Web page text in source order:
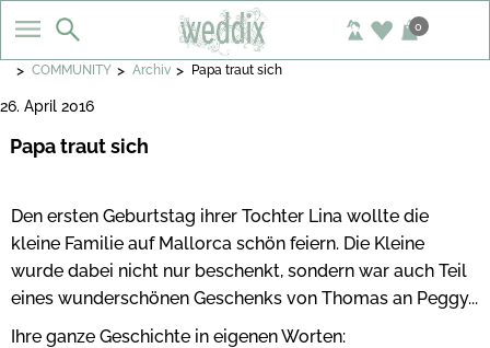
0
> COMMUNITY > Archiv > Papa traut sich
26. April 2016
Papa traut sich
Den ersten Geburtstag ihrer Tochter Lina wollte die
kleine Familie auf Mallorca schön feiern. Die Kleine
wurde dabei nicht nur beschenkt, sondern war auch Teil
eines wunderschönen Geschenks von Thomas an Peggy...
Ihre ganze Geschichte in eigenen Worten: